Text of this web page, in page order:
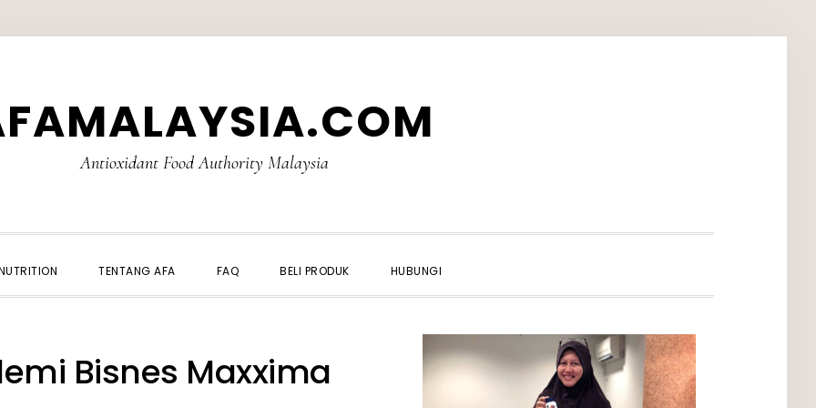
Antioxidant Food Authority Malaysia
TENTANG AFA FAQ BELI PRODUK HUBUNGI
Bisnes Maxxima
PRIMARY
SIDEBAR